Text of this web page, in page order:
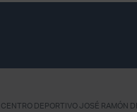
CENTRO DEPORTIVO JOSÉ RAMÓN